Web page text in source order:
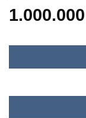
1.000.000